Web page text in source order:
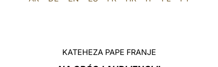
中文
KATEHEZA PAPE FRANJE